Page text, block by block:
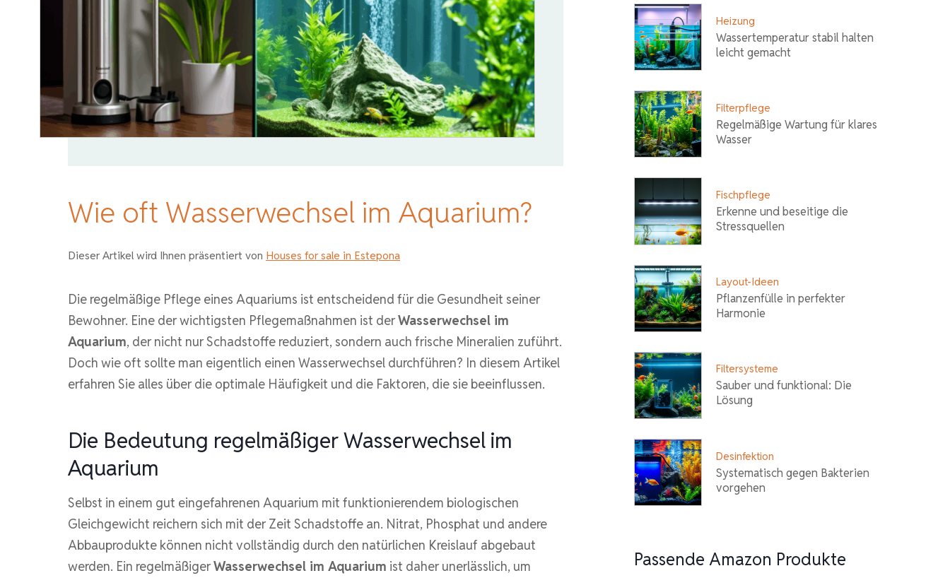
Wie oft Wasserwechsel im Aquarium?
Dieser Artikel wird Ihnen präsentiert von Houses for sale in Estepona
Die regelmäßige Pflege eines Aquariums ist entscheidend für die Gesundheit seiner
Bewohner. Eine der wichtigsten Pflegemaßnahmen ist derWasserwechsel im
Aquarium, der nicht nur Schadstoffe reduziert, sondern auch frische Mineralien zuführt.
Doch wie oft sollte man eigentlich einen Wasserwechsel durchführen? In diesem Artikel
erfahren Sie alles über die optimale Häufigkeit und die Faktoren, die sie beeinflussen.
Die Bedeutung regelmäßiger Wasserwechsel im
Aquarium
Selbst in einem gut eingefahrenen Aquarium mit funktionierendem biologischen
Gleichgewicht reichern sich mit der Zeit Schadstoffe an. Nitrat, Phosphat und andere
Abbauprodukte können nicht vollständig durch den natürlichen Kreislauf abgebaut
werden. Ein regelmäßigerWasserwechsel im Aquarium ist daher unerlässlich, um
Heizung
Wassertemperatur stabil halten
leicht gemacht
Filterpflege
Regelmäßige Wartung für klares
Wasser
Fischpflege
Erkenne und beseitige die
Stressquellen
Layout-Ideen
Pflanzenfülle in perfekter
Harmonie
Filtersysteme
Sauber und funktional: Die
Lösung
Desinfektion
Systematisch gegen Bakterien
vorgehen
Passende Amazon Produkte